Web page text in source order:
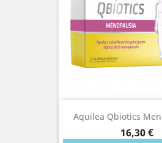
Aquilea Qbiotics
Precio
16,30 €